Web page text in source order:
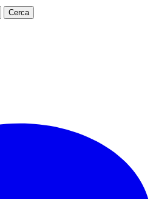
Cerca